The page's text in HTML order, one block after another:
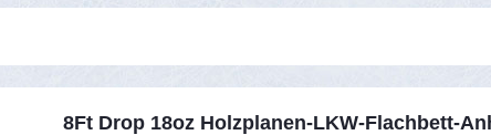
8Ft Drop 18oz Holzplanen-LKW-Flachbett-